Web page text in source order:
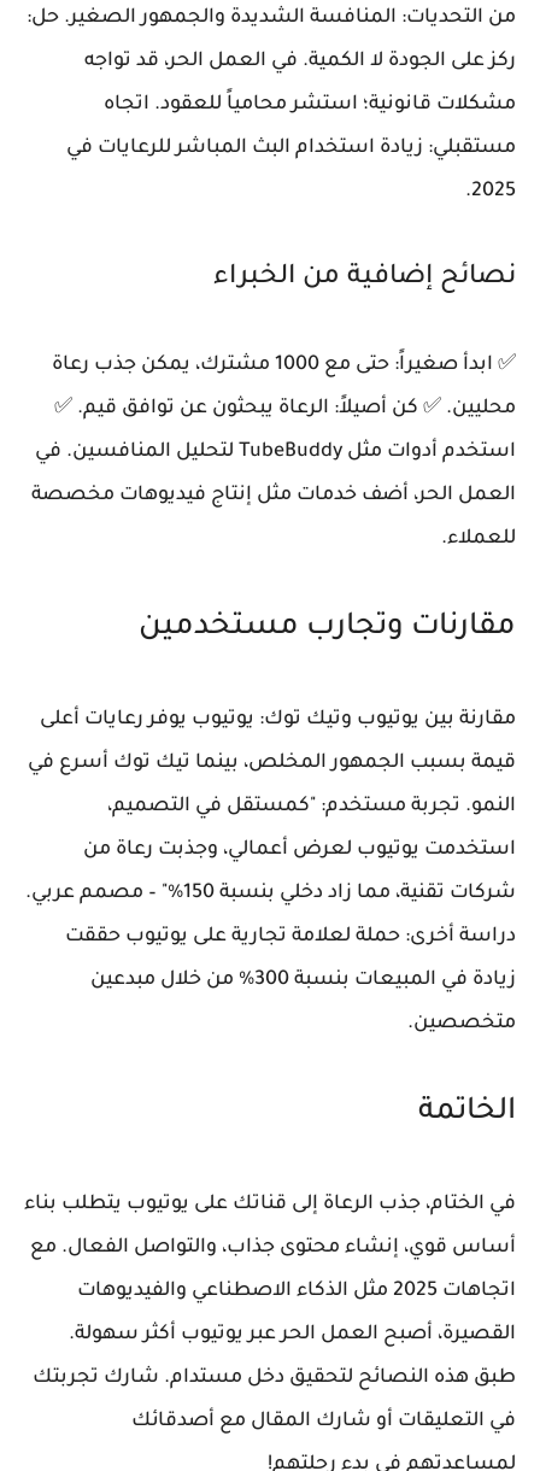
من التحديات: المنافسة الشديدة والجمهور الصغير. حل:
ركز على الجودة لا الكمية. في العمل الحر، قد تواجه
مشكلات قانونية؛ استشر محامياً للعقود. اتجاه
مستقبلي: زيادة استخدام البث المباشر للرعايات في
2025.
نصائح إضافية من الخبراء
✅ ابدأ صغيراً: حتى مع 1000 مشترك، يمكن جذب رعاة
محليين. ✅ كن أصيلاً: الرعاة يبحثون عن توافق قيم. ✅
استخدم أدوات مثل TubeBuddy لتحليل المنافسين. في
العمل الحر، أضف خدمات مثل إنتاج فيديوهات مخصصة
للعملاء.
مقارنات وتجارب مستخدمين
مقارنة بين يوتيوب وتيك توك: يوتيوب يوفر رعايات أعلى
قيمة بسبب الجمهور المخلص، بينما تيك توك أسرع في
النمو. تجربة مستخدم: "كمستقل في التصميم،
استخدمت يوتيوب لعرض أعمالي، وجذبت رعاة من
شركات تقنية، مما زاد دخلي بنسبة 150%" – مصمم عربي.
دراسة أخرى: حملة لعلامة تجارية على يوتيوب حققت
زيادة في المبيعات بنسبة 300% من خلال مبدعين
متخصصين.
الخاتمة
في الختام، جذب الرعاة إلى قناتك على يوتيوب يتطلب بناء
أساس قوي، إنشاء محتوى جذاب، والتواصل الفعال. مع
اتجاهات 2025 مثل الذكاء الاصطناعي والفيديوهات
القصيرة، أصبح العمل الحر عبر يوتيوب أكثر سهولة.
طبق هذه النصائح لتحقيق دخل مستدام. شارك تجربتك
في التعليقات أو شارك المقال مع أصدقائك
لمساعدتهم في بدء رحلتهم!